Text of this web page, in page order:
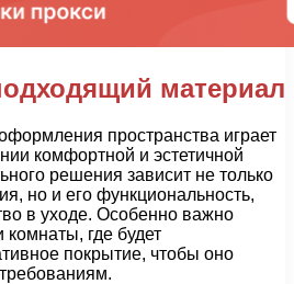
материал
пространства играет
комфортной и эстетичной
решения зависит не только
но и его функциональность,
в уходе. Особенно важно
комнаты, где будет
покрытие, чтобы оно